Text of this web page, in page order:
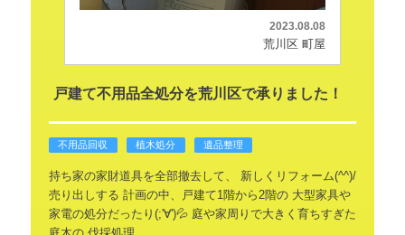
2023.08.08
荒川区 町屋
戸建て不用品全処分を荒川区で承りました！
不用品回収 植木処分 遺品整理
持ち家の家財道具を全部撤去して、
新しくリフォーム(^^)/
売り出しする 計画の中、戸建て1階から2階の大型家具や
家電の処分だったり(;'∀')💦 庭や家周りで大きく育ちすぎた